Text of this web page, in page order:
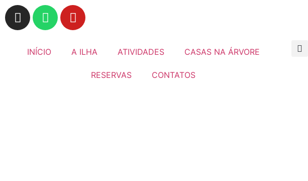
INÍCIO A ILHA ATIVIDADES CASAS NA ÁRVORE
RESERVAS CONTATOS